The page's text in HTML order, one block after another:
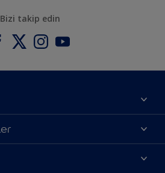
Bizi takip edin